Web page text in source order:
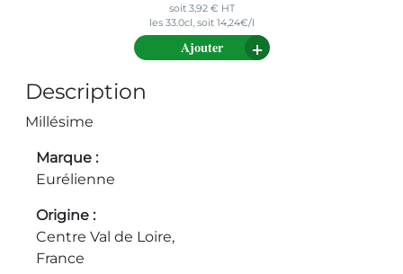
soit 3,92 € HT
les 33.0cl, soit 14,24€/l
Ajouter
Description
Millésime
Marque
Eurélienne
Origine
Centre Val de Loire,
France